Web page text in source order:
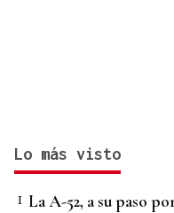
Lo más visto
La A-52, a su paso